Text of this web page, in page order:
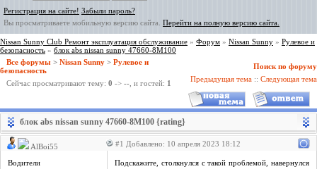
Регистрация на сайте! Забыли пароль?
Вы просматриваете мобильную версию сайта. Перейти на полную версию сайта.
Nissan Sunny Club Ремонт эксплуатация обслуживание » Форум » Nissan Sunny » Рулевое и
безопасность » блок abs nissan sunny 47660-8M100
Все форумы > Nissan Sunny > Рулевое и
безопасность
Поиск по форуму
Сейчас просматривают тему: 0 -> -- , и гостей: 1 Предыдущая тема :: Следующая тема
блок abs nissan sunny 47660-8M100 {rating}
AlBoi55 #1 Добавлено: 10 апреля 2023 18:12
Водители
Подскажите, столкнулся с такой проблемой, навернулся